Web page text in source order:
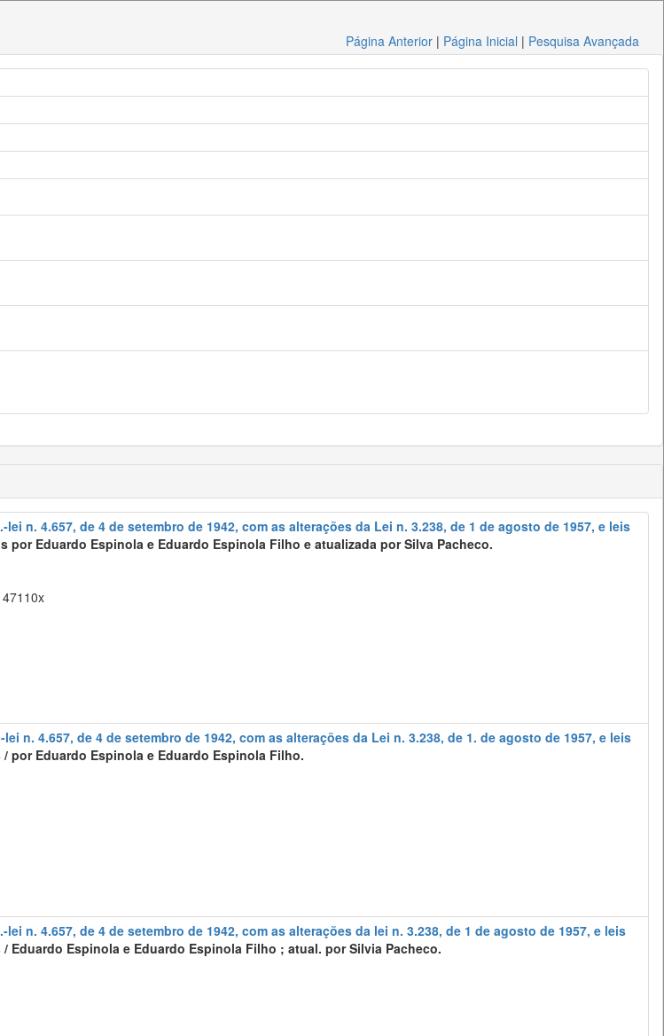
Página Anterior | Página Inicial | Pesquisa Avançada
n. 4.657, de 4 de setembro de 1942, com as alterações da Lei n. 3.238, de 1 de agosto de 1957, e leis
por Eduardo Espinola e Eduardo Espinola Filho e atualizada por Silva Pacheco.
n. 4.657, de 4 de setembro de 1942, com as alterações da Lei n. 3.238, de 1. de agosto de 1957, e leis
/ por Eduardo Espinola e Eduardo Espinola Filho.
n. 4.657, de 4 de setembro de 1942, com as alterações da lei n. 3.238, de 1 de agosto de 1957, e leis
/ Eduardo Espinola e Eduardo Espinola Filho ; atual. por Silvia Pacheco.